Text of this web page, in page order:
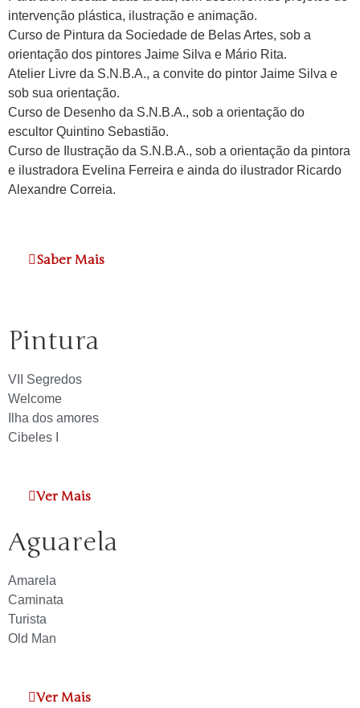
intervenção plástica, ilustração e animação.
Curso de Pintura da Sociedade de Belas Artes, sob a
orientação dos pintores Jaime Silva e Mário Rita.
Atelier Livre da S.N.B.A., a convite do pintor Jaime Silva e
sob sua orientação.
Curso de Desenho da S.N.B.A., sob a orientação do
escultor Quintino Sebastião.
Curso de Ilustração da S.N.B.A., sob a orientação da pintora
e ilustradora Evelina Ferreira e ainda do ilustrador Ricardo
Alexandre Correia.
Saber Mais
Pintura
VII Segredos
Welcome
Ilha dos amores
Cibeles I
Ver Mais
Aguarela
Amarela
Caminata
Turista
Old Man
Ver Mais